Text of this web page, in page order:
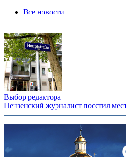
Все новости
Выбор редактора
Пензенский журналист посетил